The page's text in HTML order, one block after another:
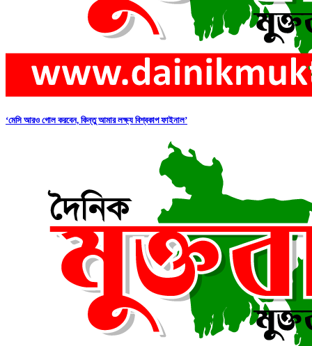
‘মেসি আরও গোল করবেন, কিন্তু আমার লক্ষ্য বিশ্বকাপ ফাইনাল’